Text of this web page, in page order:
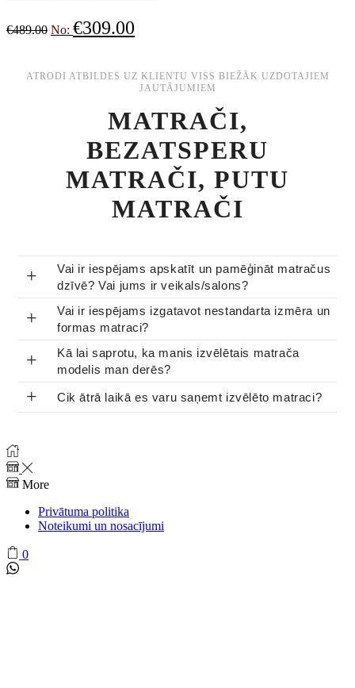
€489.00 No: €309.00
ATRODI ATBILDES UZ KLIENTU VISS BIEŽĀK UZDOTAJIEM
JAUTĀJUMIEM
MATRAČI,
BEZATSPERU
MATRAČI, PUTU
MATRAČI
+
Vai ir iespējams apskatīt un pamēģināt matračus
dzīvē? Vai jums ir veikals/salons?
+
Vai ir iespējams izgatavot nestandarta izmēra un
formas matraci?
+
Kā lai saprotu, ka manis izvēlētais matrača
modelis man derēs?
+ Cik ātrā laikā es varu saņemt izvēlēto matraci?
More
Privātuma politika
Noteikumi un nosacījumi
0